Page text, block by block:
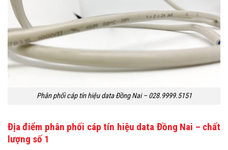
Phân phối cáp tín hiệu data Đồng Nai – 028.9999.5151
Địa điểm phân phối cáp tín hiệu data Đồng Nai – chất
lượng số 1